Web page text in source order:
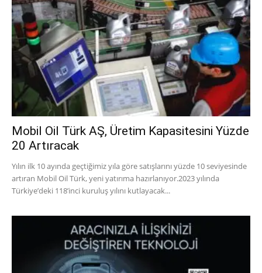
Mobil Oil Türk AŞ, Üretim Kapasitesini Yüzde
20 Artıracak
Yılın ilk 10 ayında geçtiğimiz yıla göre satışlarını yüzde 10 seviyesinde
artıran Mobil Oil Türk, yeni yatırıma hazırlanıyor.2023 yılında
Türkiye’deki 118’inci kuruluş yılını kutlayacak...